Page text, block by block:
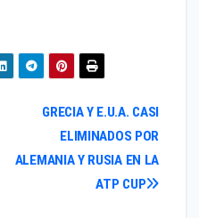
GRECIA Y E.U.A. CASI
ELIMINADOS POR
ALEMANIA Y RUSIA EN LA
ATP CUP